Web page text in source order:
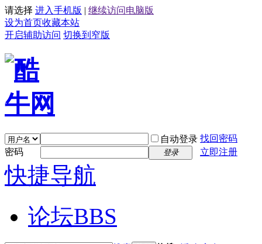
请选择 进入手机版 | 继续访问电脑版
设为首页收藏本站
开启辅助访问 切换到窄版
自动登录 找回密码
密码
登录 立即注册
快捷导航
论坛BBS